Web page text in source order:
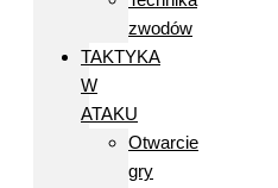
zwodów
TAKTYKA
W
ATAKU
Otwarcie
gry